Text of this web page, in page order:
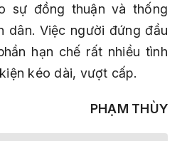
sự đồng thuận và thống
dân. Việc người đứng đầu
hạn chế rất nhiều tình
kéo dài, vượt cấp.
PHẠM THÙY